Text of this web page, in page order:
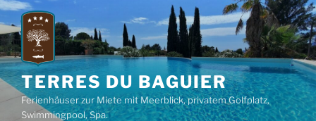
Zum
Inhalt
springen
TERRES DU BAGUIER
Ferienhäuser zur Miete mit Meerblick, privatem Golfplatz,
Swimmingpool, Spa.